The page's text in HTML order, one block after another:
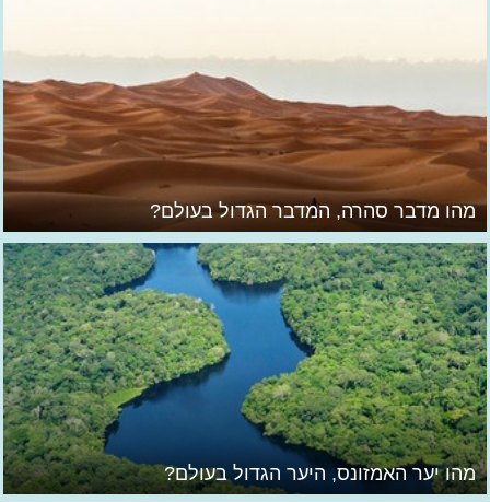
מהו מדבר סהרה, המדבר הגדול בעולם?
מהו יער האמזונס, היער הגדול בעולם?